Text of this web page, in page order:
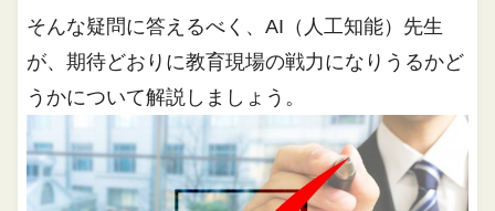
そんな疑問に答えるべく、AI（人工知能）先生
が、期待どおりに教育現場の戦力になりうるかど
うかについて解説しましょう。